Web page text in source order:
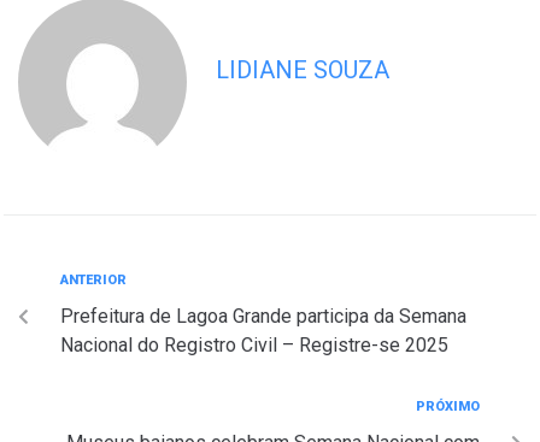
LIDIANE SOUZA
ANTERIOR
Prefeitura de Lagoa Grande participa da Semana
Nacional do Registro Civil – Registre-se 2025
PRÓXIMO